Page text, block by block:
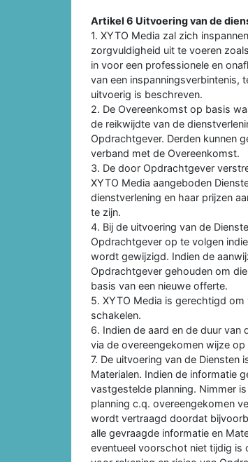
Artikel 6 Uitvoering van de
1. XYTO Media zal zich
zorgvuldigheid uit te voeren
in voor een professionele en
van een inspanningsverbintenis,
uitvoerig is beschreven.
2. De Overeenkomst op basis
de reikwijdte van de
Opdrachtgever. Derden kunnen
verband met de Overeenkomst.
3. De door Opdrachtgever
XYTO Media aangeboden
dienstverlening en haar prijzen
te zijn.
4. Bij de uitvoering van de
Opdrachtgever op te volgen
wordt gewijzigd. Indien de
Opdrachtgever gehouden om
basis van een nieuwe offerte.
5. XYTO Media is gerechtigd
schakelen.
6. Indien de aard en de duur
via de overeengekomen wijze
7. De uitvoering van de
Materialen. Indien de informatie
vastgestelde planning. Nimmer
planning c.q. overeengekomen
wordt vertraagd doordat
alle gevraagde informatie en
eventueel voorschot niet tijdig is